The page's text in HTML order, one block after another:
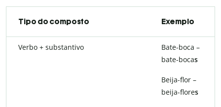
Tipo do composto Exemplo
Verbo + substantivo
Bate-boca –
bate-bocas
Beija-flor –
beija-flores